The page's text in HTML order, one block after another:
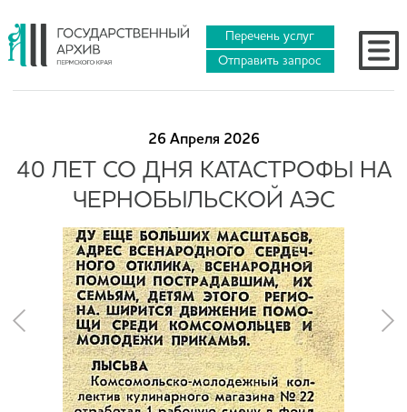
Перечень услуг
Отправить запрос
26 Апреля 2026
40 ЛЕТ СО ДНЯ КАТАСТРОФЫ НА
ЧЕРНОБЫЛЬСКОЙ АЭС